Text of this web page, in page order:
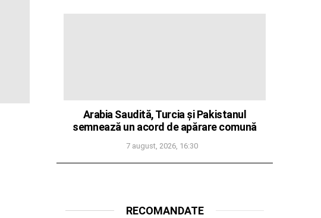
Arabia Saudită, Turcia și Pakistanul
semnează un acord de apărare comună
7 august, 2026, 16:30
RECOMANDATE